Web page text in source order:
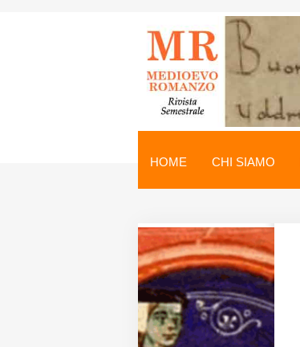
Medioevo Romanzo
HOME CHI SIAMO